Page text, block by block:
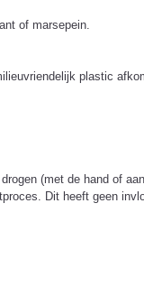
of marsepein.
plastic
(met de hand of
Dit heeft geen